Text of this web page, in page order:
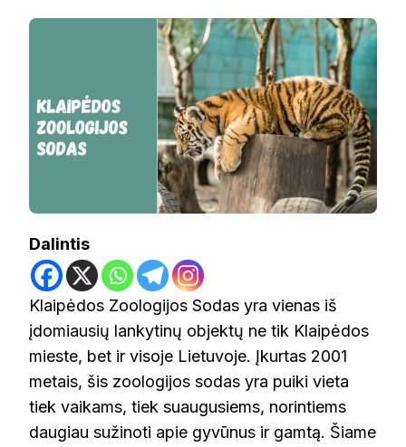
SODAS
Dalintis
Klaipėdos Zoologijos Sodas yra vienas iš
įdomiausių lankytinų objektų ne tik Klaipėdos
mieste, bet ir visoje Lietuvoje. Įkurtas 2001
metais, šis zoologijos sodas yra puiki vieta
tiek vaikams, tiek suaugusiems, norintiems
daugiau sužinoti apie gyvūnus ir gamtą. Šiame